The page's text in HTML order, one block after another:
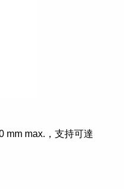
mm max.，支持可達